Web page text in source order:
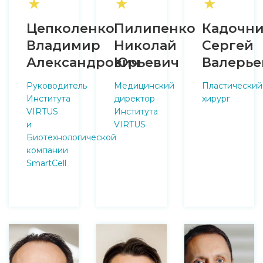
★
Цепколенко
Владимир
Александрович
Руководитель
Института
VIRTUS
и
Биотехнологической
компании
SmartCell
★
Пилипенко
Николай
Юрьевич
Медицинский
директор
Института
VIRTUS
★
Сергей
Пластический
хирург